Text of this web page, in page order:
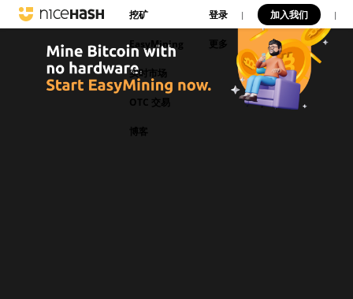
挖矿
EasyMining
实时市场
OTC 交易
博客
登录 | 加入我们 |
更多